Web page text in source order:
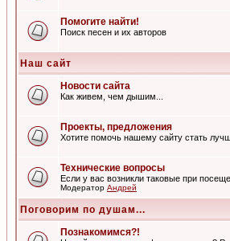
Помогите найти!
Поиск песен и их авторов
Наш сайт
Новости сайта
Как живем, чем дышим...
Проекты, предложения
Хотите помочь нашему сайту стать
Технические вопросы
Если у вас возникли таковые при
Модератор Андрей
Поговорим по душам...
Познакомимся?!